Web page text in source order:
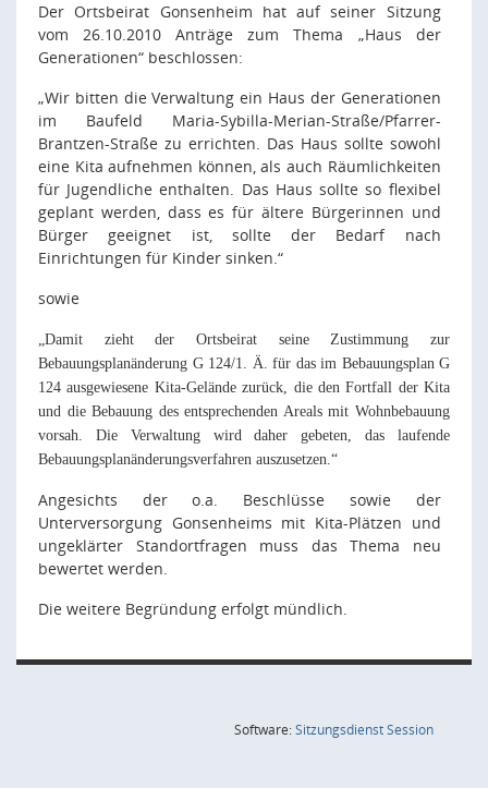
Der Ortsbeirat Gonsenheim hat auf seiner Sitzung
vom 26.10.2010 Anträge zum Thema „Haus der
Generationen“ beschlossen:
„Wir bitten die Verwaltung ein Haus der Generationen
im Baufeld Maria-Sybilla-Merian-Straße/Pfarrer-
Brantzen-Straße zu errichten. Das Haus sollte sowohl
eine Kita aufnehmen können, als auch Räumlichkeiten
für Jugendliche enthalten. Das Haus sollte so flexibel
geplant werden, dass es für ältere Bürgerinnen und
Bürger geeignet ist, sollte der Bedarf nach
Einrichtungen für Kinder sinken.“
sowie
„Damit zieht der Ortsbeirat seine Zustimmung zur
Bebauungsplanänderung G 124/1. Ä. für das im Bebauungsplan G
124 ausgewiesene Kita-Gelände zurück, die den Fortfall der Kita
und die Bebauung des entsprechenden Areals mit Wohnbebauung
vorsah. Die Verwaltung wird daher gebeten, das laufende
Bebauungsplanänderungsverfahren auszusetzen.“
Angesichts der o.a. Beschlüsse sowie der
Unterversorgung Gonsenheims mit Kita-Plätzen und
ungeklärter Standortfragen muss das Thema neu
bewertet werden.
Die weitere Begründung erfolgt mündlich.
Software:SitzungsdienstSession(Wird in